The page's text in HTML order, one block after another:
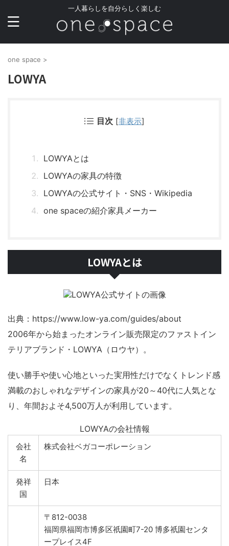
一人暮らしを自分らしく楽しむ
one space >
LOWYA
目次 [非表示]
LOWYAとは
LOWYAの家具の特徴
LOWYAの公式サイト・SNS・Wikipedia
one spaceの紹介家具メーカー
LOWYAとは
出典：https://www.low-ya.com/guides/about
2006年から始まったオンライン販売限定のファストイン
テリアブランド・LOWYA（ロウヤ）。
使い勝手や使い心地といった実用性だけでなくトレンド感
満載のおしゃれなデザインの家具が20～40代に人気とな
り、年間およそ4,500万人が利用しています。
LOWYAの会社情報
会社
名
株式会社ベガコーポレーション
発祥
国
日本
〒812-0038
福岡県福岡市博多区祇園町7-20 博多祇園センタ
ープレイス4F